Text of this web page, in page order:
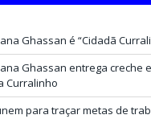
Ghassan é “Cidadã
Ghassan entrega creche
Curralinho
para traçar metas de